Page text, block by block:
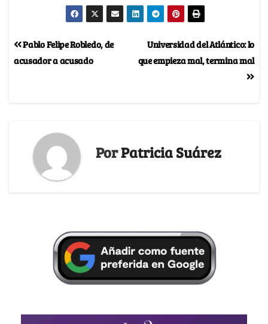
Universidad del Atlántico: lo
que empieza mal, termina mal
Pablo Felipe Robledo, de
acusador a acusado
PorPatricia Suárez